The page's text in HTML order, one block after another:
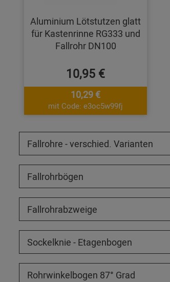
Aluminium Lötstutzen glatt
für Kastenrinne RG333 und
Fallrohr DN100
10,95 €
10,29 €
mit Code: e3oc5w99fj
Fallrohre - verschied. Varianten
Fallrohrbögen
Fallrohrabzweige
Sockelknie - Etagenbogen
Rohrwinkelbogen 87° Grad